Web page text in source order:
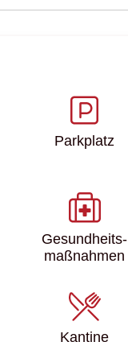
Parkplatz
Gesundheits­
maßnahmen
Kantine